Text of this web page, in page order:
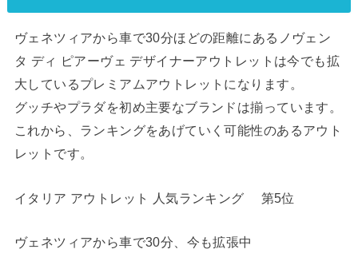
ヴェネツィアから車で30分ほどの距離にあるノヴェン
タ ディ ピアーヴェ デザイナーアウトレットは今でも拡
大しているプレミアムアウトレットになります。
グッチやプラダを初め主要なブランドは揃っています。
これから、ランキングをあげていく可能性のあるアウト
レットです。
イタリア アウトレット 人気ランキング 第5位
ヴェネツィアから車で30分、今も拡張中